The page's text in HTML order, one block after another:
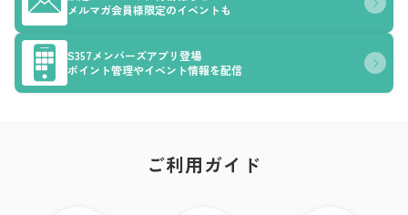
メルマガ会員様限定のイベントも
S357メンバーズアプリ登場
ポイント管理やイベント情報を配信
ご利用ガイド